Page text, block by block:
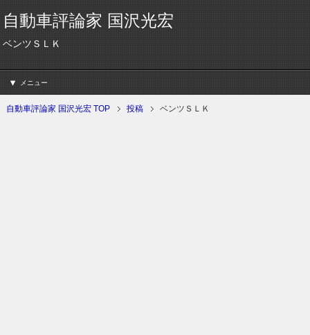
自動車評論家 国沢光宏
ベンツＳＬＫ
メニュー
自動車評論家 国沢光宏 TOP 投稿 ベンツＳＬＫ